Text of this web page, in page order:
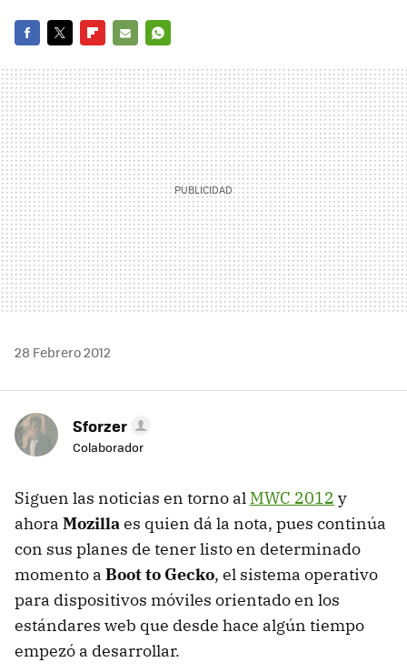
MAIL
28 Febrero 2012
Sforzer
Colaborador
Siguen las noticias en torno al MWC 2012 y
ahora Mozillaes quien dá la nota, pues continúa
con sus planes de tener listo en determinado
momento a Boot to Gecko, el sistema operativo
para dispositivos móviles orientado en los
estándares web que desde hace algún tiempo
empezó a desarrollar.